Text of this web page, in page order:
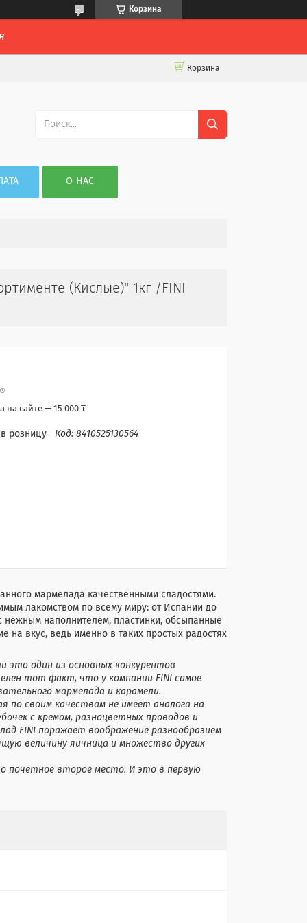
Корзина
Корзина
О НАС
(Кислые)" 1кг /FINI
на сайте — 15 000 ₸
розницу Код: 8410525130564
мармелада качественными сладостями.
лакомством по всему миру: от Испании до
наполнителем, пластинки, обсыпанные
на вкус, ведь именно в таких простых радостях
это один из основных конкурентов
тот факт, что у компании FINI cамое
мармелада и карамели.
по своим качествам не имеет аналога на
с кремом, разноцветных проводов и
FINI поражает воображение разнообразием
величину яичница и множество других
почетное второе место. И это в первую